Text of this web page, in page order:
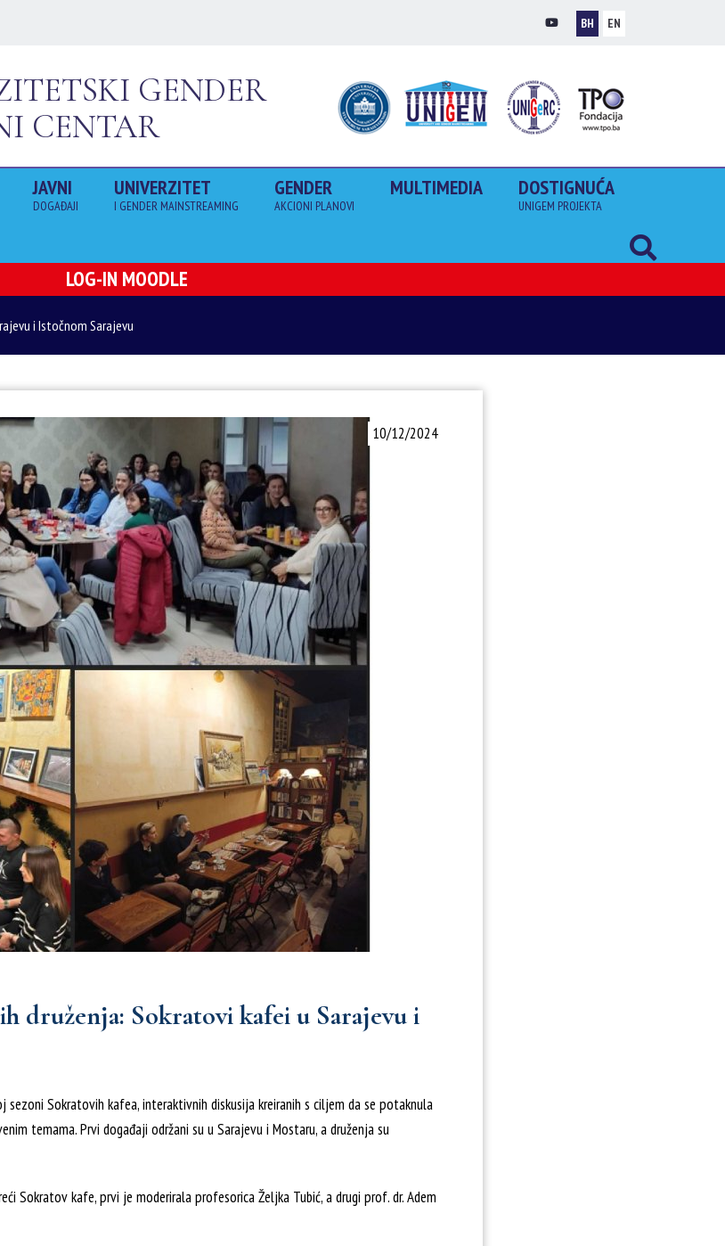
BH EN
GENDER
CENTAR
JAVNI
DOGAĐAJI
UNIVERZITET
I GENDER MAINSTREAMING
GENDER
AKCIONI PLANOVI
MULTIMEDIA DOSTIGNUĆA
UNIGEM PROJEKTA
LOG-IN MOODLE
i Istočnom Sarajevu
10/12/2024
druženja: Sokratovi kafei u Sarajevu i
Sokratovih kafea, interaktivnih diskusija kreiranih s ciljem da se potaknula
temama. Prvi događaji održani su u Sarajevu i Mostaru, a druženja su
Sokratov kafe, prvi je moderirala profesorica Željka Tubić, a drugi prof. dr. Adem